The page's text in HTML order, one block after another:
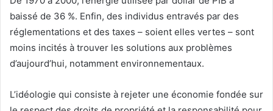
baissé de 36 %. Enfin, des individus entravés par des
réglementations et des taxes – soient elles vertes – sont
moins incités à trouver les solutions aux problèmes
d’aujourd’hui, notamment environnementaux.
L’idéologie qui consiste à rejeter une économie fondée sur